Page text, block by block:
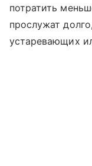
потратить
прослужат
устаревающих